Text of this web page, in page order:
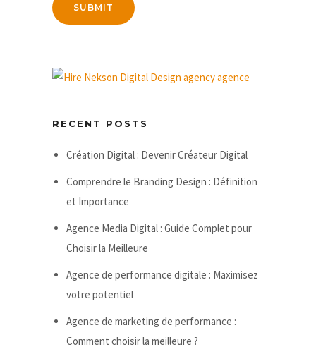
RECENT POSTS
Création Digital : Devenir Créateur Digital
Comprendre le Branding Design : Définition
et Importance
Agence Media Digital : Guide Complet pour
Choisir la Meilleure
Agence de performance digitale : Maximisez
votre potentiel
Agence de marketing de performance :
Comment choisir la meilleure ?